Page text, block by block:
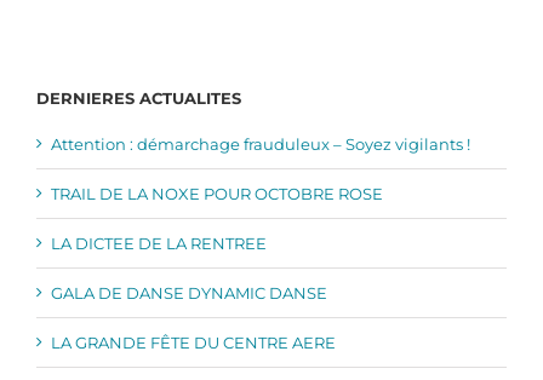
DERNIERES ACTUALITES
Attention : démarchage frauduleux – Soyez vigilants !
TRAIL DE LA NOXE POUR OCTOBRE ROSE
LA DICTEE DE LA RENTREE
GALA DE DANSE DYNAMIC DANSE
LA GRANDE FÊTE DU CENTRE AERE